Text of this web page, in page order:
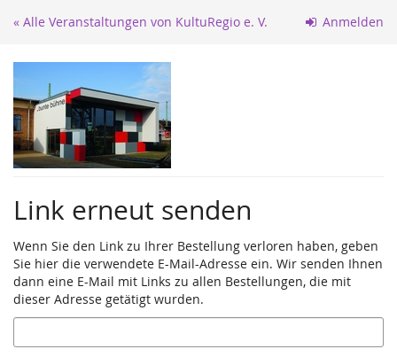
Zum
Anmelden
« Alle Veranstaltungen von KultuRegio e. V.
Link erneut senden
Wenn Sie den Link zu Ihrer Bestellung verloren haben, geben
Sie hier die verwendete E-Mail-Adresse ein. Wir senden Ihnen
dann eine E-Mail mit Links zu allen Bestellungen, die mit
dieser Adresse getätigt wurden.
E-
Mail